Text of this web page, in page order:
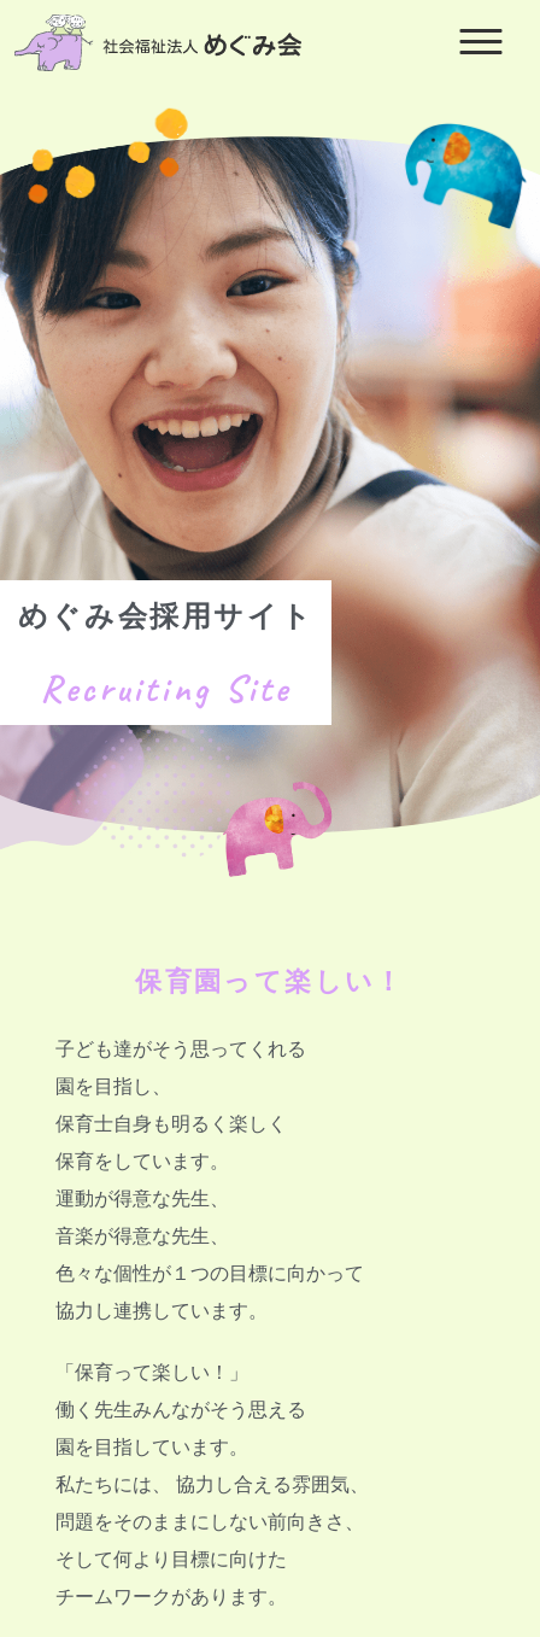
めぐみ会採用サイト
Recruiting Site
保育園って楽しい！
子ども達がそう思ってくれる
園を目指し、
保育士自身も明るく楽しく
保育をしています。
運動が得意な先生、
音楽が得意な先生、
色々な個性が１つの目標に向かって
協力し連携しています。
「保育って楽しい！」
働く先生みんながそう思える
園を目指しています。
私たちには、
協力し合える雰囲気、
問題をそのままにしない前向きさ、
そして何より目標に向けた
チームワークがあります。